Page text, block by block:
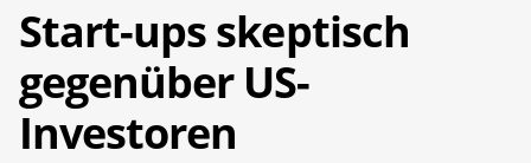
Start-ups skeptisch
gegenüber US-
Investoren